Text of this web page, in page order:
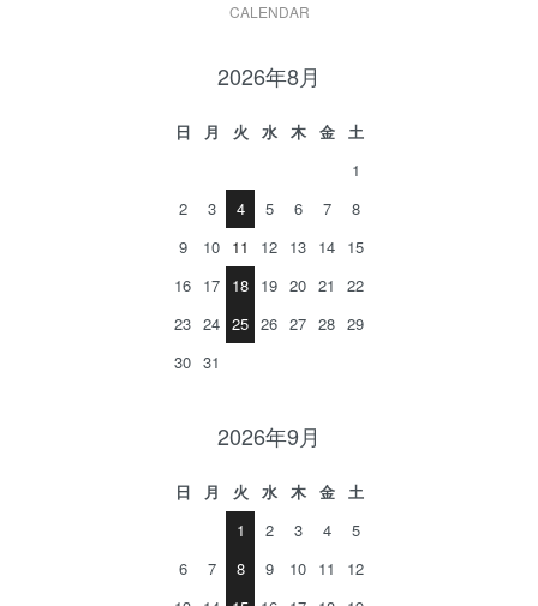
CALENDAR
2026年8月
日 月 火 水 木 金
土
1
2
3 4 5 6 7
8
9
10 11 12 13 14 15
16 17 18 19 20 21
22
23 24 25 26 27 28 29
30 31
2026年9月
日 月 火 水 木 金
土
1
2 3 4
5
6
7 8 9 10 11
12